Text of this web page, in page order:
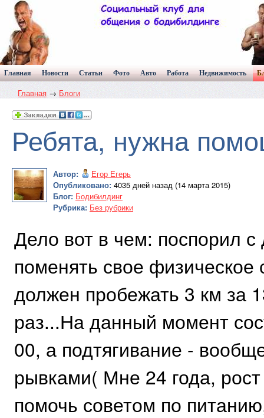
Главная Новости Статьи Фото Авто Работа Недвижимость
Главная → Блоги
Ребята, нужна
Автор:
Егор Егерь
Опубликовано: 4035 дней назад (14 марта 2015)
Блог: Бодибилдинг
Рубрика: Без рубрики
Дело вот в чем: поспорил
поменять свое физическое
должен пробежать 3 км за
раз...На данный момент
00, а подтягивание -
рывками( Мне 24 года,
помочь советом по